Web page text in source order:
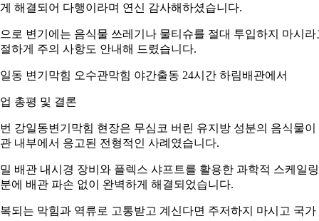
해결되어 다행이라며 연신 감사해하셨습니다.
로 변기에는 음식물 쓰레기나 물티슈를 절대 투입하지 마시라
하게 주의 사항도 안내해 드렸습니다.
동 변기막힘 오수관막힘 야간출동 24시간 하림배관에서
총평 및 결론
강일동변기막힘 현장은 무심코 버린 유지방 성분의 음식물이
내부에서 응고된 전형적인 사례였습니다.
배관 내시경 장비와 플렉스 샤프트를 활용한 과학적 스케일링
에 배관 파손 없이 완벽하게 해결되었습니다.
되는 막힘과 역류로 고통받고 계신다면 주저하지 마시고 국가